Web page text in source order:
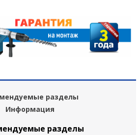
разделы
Информация
разделы